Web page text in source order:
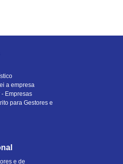
a empresa
Empresas
para Gestores e
e de